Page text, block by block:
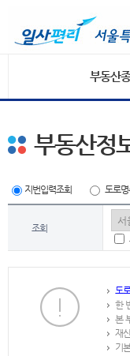
부동산
부동산정
지번입력조회 도로
조회
도
한
본
재
기